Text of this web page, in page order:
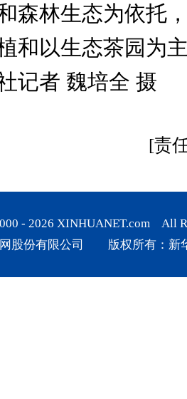
森林生态为依托
和以生态茶园为
记者 魏培全 摄
[责
- 2026 XINHUANET.com All
网股份有限公司 版权所有：新